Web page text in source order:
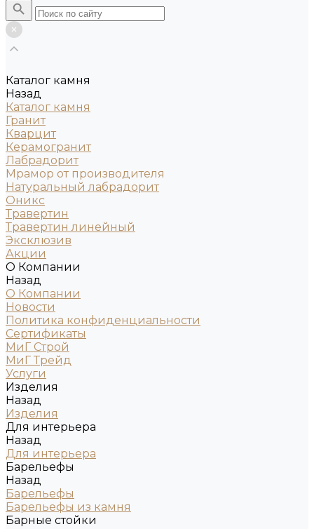
Каталог камня
Назад
Каталог камня
Гранит
Кварцит
Керамогранит
Лабрадорит
Мрамор от производителя
Натуральный лабрадорит
Оникс
Травертин
Травертин линейный
Эксклюзив
Акции
О Компании
Назад
О Компании
Новости
Политика конфиденциальности
Сертификаты
МиГ Строй
МиГ Трейд
Услуги
Изделия
Назад
Изделия
Для интерьера
Назад
Для интерьера
Барельефы
Назад
Барельефы
Барельефы из камня
Барные стойки